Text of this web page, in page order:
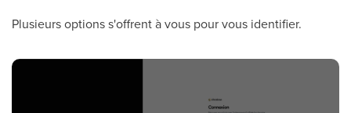
Plusieurs options s'offrent à vous pour vous identifier.